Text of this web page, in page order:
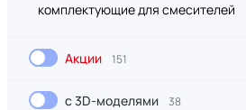
комплектующие для смесителей
Акции 151
с 3D-моделями 38